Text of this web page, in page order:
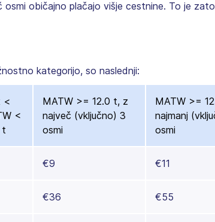
običajno plačajo višje cestnine. To je
kategorijo, so naslednji:
<
<
t
MATW >= 12.0 t, z
največ (vključno) 3
osmi
MATW >=
najmanj
osmi
€9 €11
€36 €55